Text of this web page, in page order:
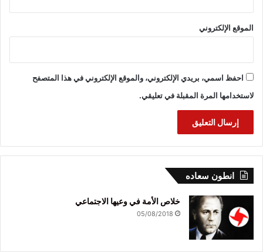
الموقع الإلكتروني
احفظ اسمي، بريدي الإلكتروني، والموقع الإلكتروني في هذا المتصفح
لاستخدامها المرة المقبلة في تعليقي.
انطون سعاده
خلاص الأمة في وعيها الاجتماعي
05/08/2018